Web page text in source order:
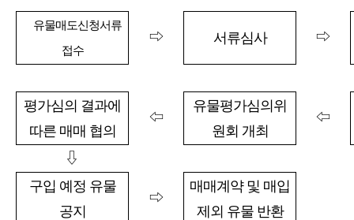
유물매도신청서류
접수
⇨ 서류심사 ⇨
평가심의 결과에
따른 매매 협의
⇦
유물평가심의위
원회 개최
⇦
⇩
구입 예정 유물
공지
⇨
매매계약 및 매입
제외 유물 반환